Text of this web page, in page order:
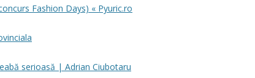
Fashion Days) « Pyuric.ro
serioasă | Adrian Ciubotaru